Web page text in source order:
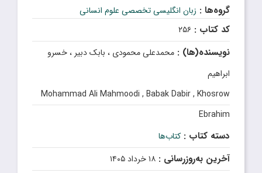
گروه‌ها : زبان انگلیسی تخصصی علوم انسانی
کد کتاب : ۲۵۶
نویسنده(ها) : محمدعلی محمودی ، بابک دبیر ، خسرو
ابراهیم
Mohammad Ali Mahmoodi , Babak Dabir , Khosrow
Ebrahim
دسته کتاب : کتاب‌ها
آخرین به‌روزرسانی : ۱۸ خرداد ۱۴۰۵